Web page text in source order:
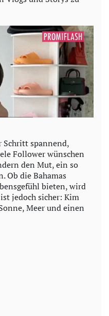
spannend,
Follower wünschen
den Mut, ein so
Ob die Bahamas
bieten, wird
jedoch sicher: Kim
Meer und einen